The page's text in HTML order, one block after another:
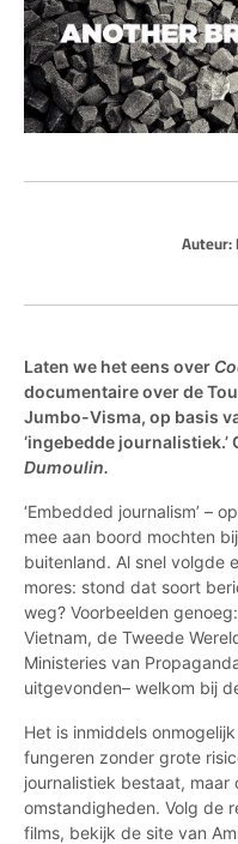
Auteur:
Laten we het eens over
documentaire over de
Jumbo-Visma, op basis
‘ingebedde journalistiek.’
Dumoulin.
‘Embedded journalism’ –
mee aan boord mochten
buitenland. Al snel volgde
mores: stond dat soort
weg? Voorbeelden
Vietnam, de Tweede
Ministeries van
uitgevonden– welkom bij
Het is inmiddels
fungeren zonder grote
journalistiek bestaat, maar
omstandigheden. Volg de
films, bekijk de site van